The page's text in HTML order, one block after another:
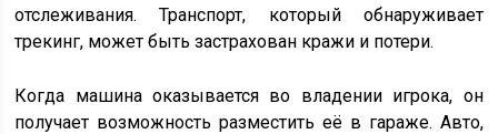
отслеживания. Транспорт, который обнаруживает
трекинг, может быть застрахован кражи и потери.
Когда машина оказывается во владении игрока, он
получает возможность разместить её в гараже. Авто,